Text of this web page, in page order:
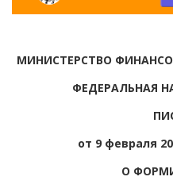
МИНИСТЕРСТВО
ФЕДЕРАЛЬНАЯ
от 9 февраля
О